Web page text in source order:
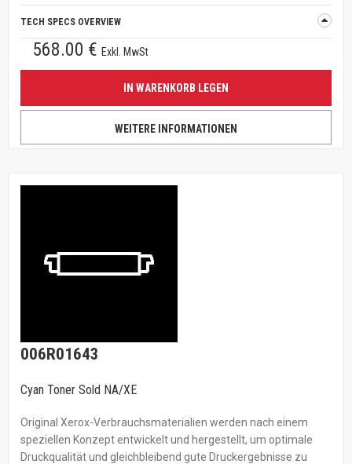
TECH SPECS OVERVIEW
568.00 € Exkl. MwSt
IN WARENKORB LEGEN
WEITERE INFORMATIONEN
006R01643
Cyan Toner Sold NA/XE
Original Xerox-Verbrauchsmaterialien werden nach einem
speziellen Konzept entwickelt und hergestellt, um optimale
Druckqualität und gleichbleibend gute Druckergebnisse zu